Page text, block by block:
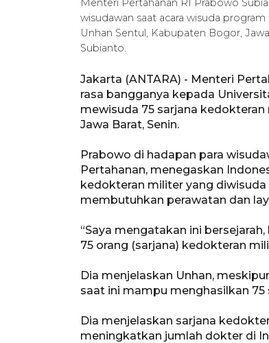
Menteri Pertahanan RI Prabowo
wisudawan saat acara wisuda
Unhan Sentul, Kabupaten Bogor,
Subianto.
Jakarta (ANTARA) - Menteri
rasa bangganya kepada
mewisuda 75 sarjana
Jawa Barat, Senin.
Prabowo di hadapan para
Pertahanan, menegaskan
kedokteran militer yang
membutuhkan perawatan dan
“Saya mengatakan ini
75 orang (sarjana) kedokteran
Dia menjelaskan Unhan,
saat ini mampu menghasilkan
Dia menjelaskan sarjana
meningkatkan jumlah dokter di